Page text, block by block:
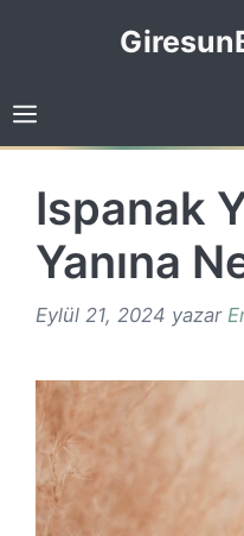
Ispanak
Yanına
Eylül 21, 2024 yazar